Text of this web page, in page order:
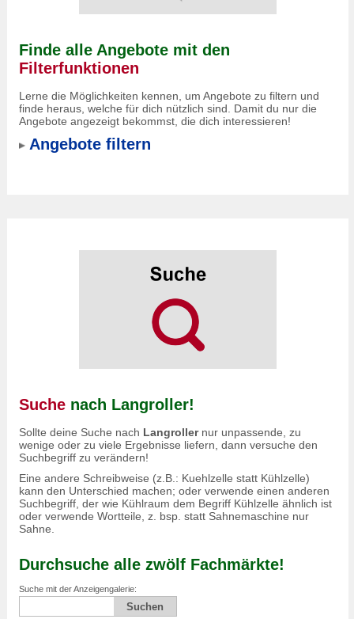
Finde alle Angebote mit den
Filterfunktionen
Lerne die Möglichkeiten kennen, um Angebote zu filtern und
finde heraus, welche für dich nützlich sind. Damit du nur die
Angebote angezeigt bekommst, die dich interessieren!
Angebote filtern
Suche nach Langroller!
Sollte deine Suche nach Langrollernur unpassende, zu
wenige oder zu viele Ergebnisse liefern, dann versuche den
Suchbegriff zu verändern!
Eine andere Schreibweise (z.B.: Kuehlzelle statt Kühlzelle)
kann den Unterschied machen; oder verwende einen anderen
Suchbegriff, der wie Kühlraum dem Begriff Kühlzelle ähnlich ist
oder verwende Wortteile, z. bsp. statt Sahnemaschine nur
Sahne.
Durchsuche alle zwölf Fachmärkte!
Suche mit der Anzeigengalerie: